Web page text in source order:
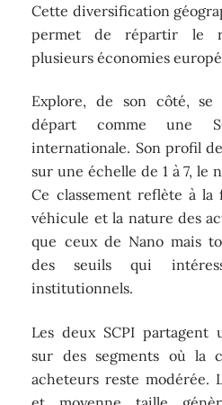
Cette diversification
permet de répartir le
plusieurs économies
Explore, de son côté, se
départ comme une
internationale. Son profil
sur une échelle de 1 à 7, le
Ce classement reflète à la
véhicule et la nature des
que ceux de Nano mais
des seuils qui
institutionnels.
Les deux SCPI partagent
sur des segments où la
acheteurs reste modérée.